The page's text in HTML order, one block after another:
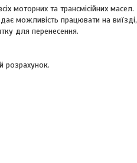
моторних та трансмісійних масел.
можливість працювати на виїзді,
для перенесення.
розрахунок.